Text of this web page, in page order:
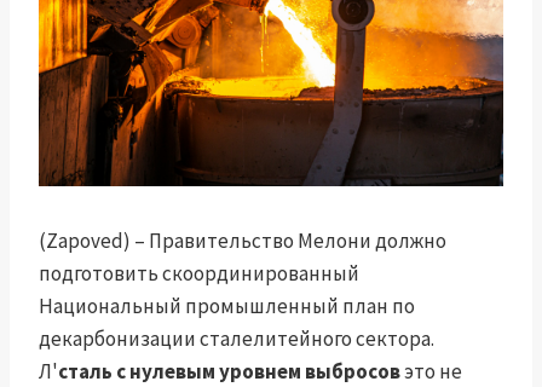
(Zapoved) – Правительство Мелони должно
подготовить скоординированный
Национальный промышленный план по
декарбонизации сталелитейного сектора.
Л'сталь с нулевым уровнем выбросовэто не